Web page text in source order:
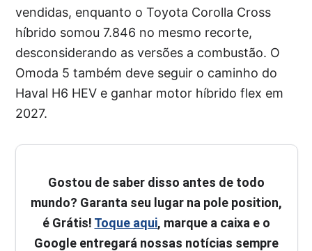
vendidas, enquanto o Toyota Corolla Cross
híbrido somou 7.846 no mesmo recorte,
desconsiderando as versões a combustão. O
Omoda 5 também deve seguir o caminho do
Haval H6 HEV e ganhar motor híbrido flex em
2027.
Gostou de saber disso antes de todo
mundo? Garanta seu lugar na pole position,
é Grátis! Toque aqui, marque a caixa e o
Google entregará nossas notícias sempre